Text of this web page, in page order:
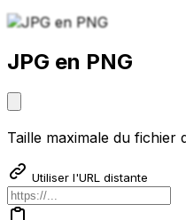
JPG en PNG
Taille maximale du fichier
Utiliser l'URL distante